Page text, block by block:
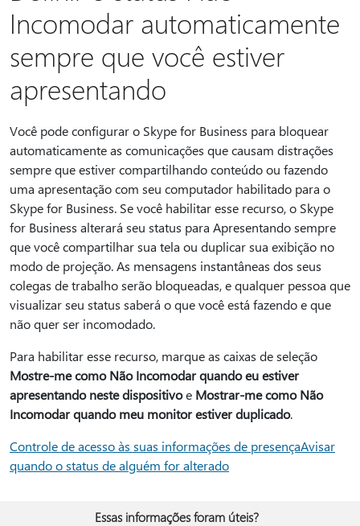
Incomodar automaticamente
sempre que você estiver
apresentando
Você pode configurar o Skype for Business para bloquear
automaticamente as comunicações que causam distrações
sempre que estiver compartilhando conteúdo ou fazendo
uma apresentação com seu computador habilitado para o
Skype for Business. Se você habilitar esse recurso, o Skype
for Business alterará seu status para Apresentando sempre
que você compartilhar sua tela ou duplicar sua exibição no
modo de projeção. As mensagens instantâneas dos seus
colegas de trabalho serão bloqueadas, e qualquer pessoa que
visualizar seu status saberá o que você está fazendo e que
não quer ser incomodado.
Para habilitar esse recurso, marque as caixas de seleção
Mostre-me como Não Incomodar quando eu estiver
apresentando neste dispositivoe Mostrar-me como Não
Incomodar quando meu monitor estiver duplicado.
Controle de acesso às suas informações de presençaAvisar
quando o status de alguém for alterado
Essas informações foram úteis?